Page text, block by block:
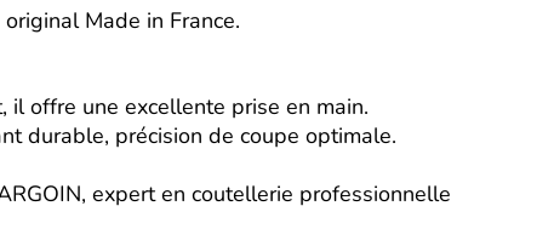
Made in France.
offre une excellente prise en main.
durable, précision de coupe optimale.
expert en coutellerie professionnelle